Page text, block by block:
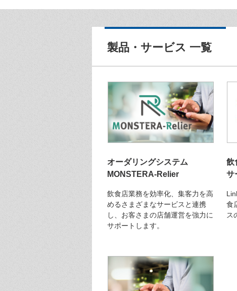
製品・サービス 一覧
オーダリングシステム
MONSTERA-Relier
飲食店業務を効率化、集客力を高
めるさまざまなサービスと連携
し、お客さまの店舗運営を強力に
サポートします。
飲
サ
食
ス